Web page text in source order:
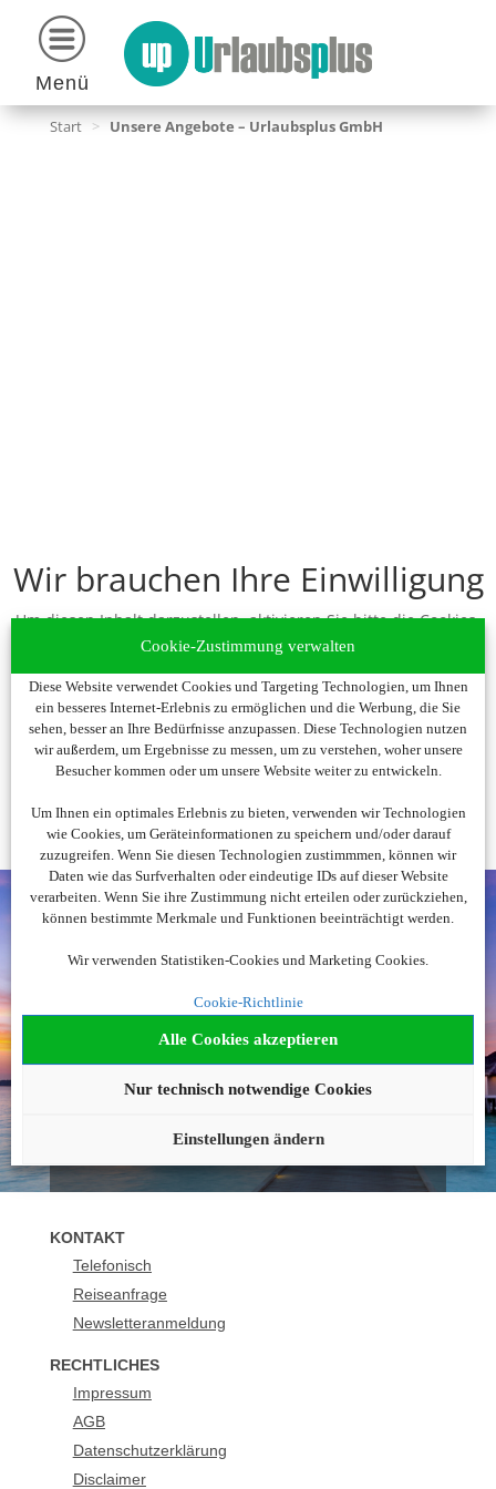
Cookie-Zustimmung verwalten
Diese Website verwendet Cookies und Targeting Technologien, um Ihnen
ein besseres Internet-Erlebnis zu ermöglichen und die Werbung, die Sie
sehen, besser an Ihre Bedürfnisse anzupassen. Diese Technologien nutzen
wir außerdem, um Ergebnisse zu messen, um zu verstehen, woher unsere
Besucher kommen oder um unsere Website weiter zu entwickeln.
Um Ihnen ein optimales Erlebnis zu bieten, verwenden wir Technologien
wie Cookies, um Geräteinformationen zu speichern und/oder darauf
zuzugreifen. Wenn Sie diesen Technologien zustimmmen, können wir
Daten wie das Surfverhalten oder eindeutige IDs auf dieser Website
verarbeiten. Wenn Sie ihre Zustimmung nicht erteilen oder zurückziehen,
können bestimmte Merkmale und Funktionen beeinträchtigt werden.
Wir verwenden Statistiken-Cookies und Marketing Cookies.
Cookie-Richtlinie
Alle Cookies akzeptieren
Nur technisch notwendige Cookies
Einstellungen ändern
Menü
Start > Unsere Angebote – Urlaubsplus GmbH
Wir brauchen Ihre Einwilligung
Um diesen Inhalt darzustellen, aktivieren Sie bitte die Cookies.
Es werden ggf. personenbezogene Daten verarbeitet.
Cookies akzeptieren
Noch nicht fündig
geworden?
Wir beraten Sie gerne!
089 - 21129 158
buchung@urlaubsplus.de
KONTAKT
Telefonisch
Reiseanfrage
Newsletteranmeldung
RECHTLICHES
Impressum
AGB
Datenschutzerklärung
Disclaimer